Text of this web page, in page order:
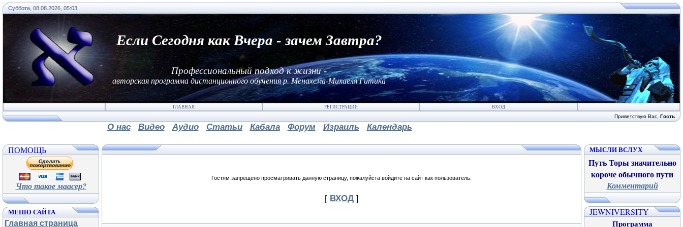
Суббота, 08.08.2026, 05:03
Если Сегодня как Вчера - зачем Завтра?
Профессиональный подход к жизни -
авторская программа дистанционного обучения р. Менахема-Михаеля Гитика
ГЛАВНАЯ РЕГИСТРАЦИЯ ВХОД
Приветствую Вас Гость
О нас Видео Аудио Статьи Кабала Форум Израиль Календарь
ПОМОЩЬ
Что такое маасер?
МЕНЮ САЙТА
Главная страница
Гостям запрещено просматривать данную страницу, пожалуйста войдите на сайт как пользователь.
[ ВХОД]
МЫСЛИ ВСЛУХ
Путь Торы значительно
короче обычного пути
Комментарий
JEWNIVERSITY
Программа